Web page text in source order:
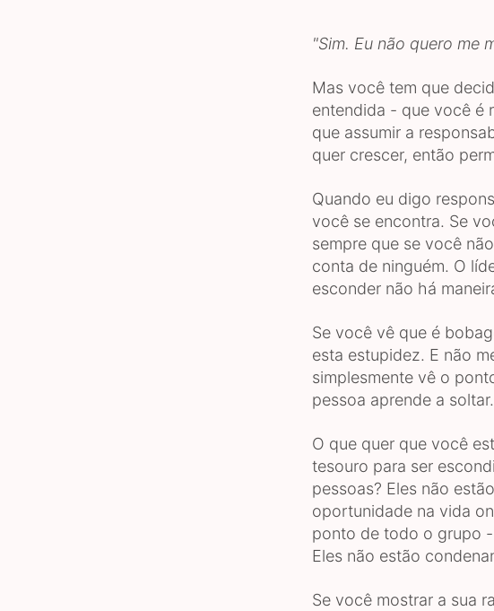
"Sim. Eu não quero me
Mas você tem que
entendida - que você é
que assumir a
quer crescer, então
Quando eu digo
você se encontra. Se
sempre que se você
conta de ninguém. O
esconder não há
Se você vê que é
esta estupidez. E não
simplesmente vê o
pessoa aprende a soltar.
O que quer que você
tesouro para ser
pessoas? Eles não
oportunidade na vida
ponto de todo o grupo
Eles não estão
Se você mostrar a sua